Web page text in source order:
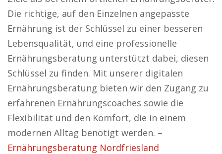
Die richtige, auf den Einzelnen angepasste
Ernährung ist der Schlüssel zu einer besseren
Lebensqualität, und eine professionelle
Ernährungsberatung unterstützt dabei, diesen
Schlüssel zu finden. Mit unserer digitalen
Ernährungsberatung bieten wir den Zugang zu
erfahrenen Ernährungscoaches sowie die
Flexibilität und den Komfort, die in einem
modernen Alltag benötigt werden. –
Ernährungsberatung Nordfriesland